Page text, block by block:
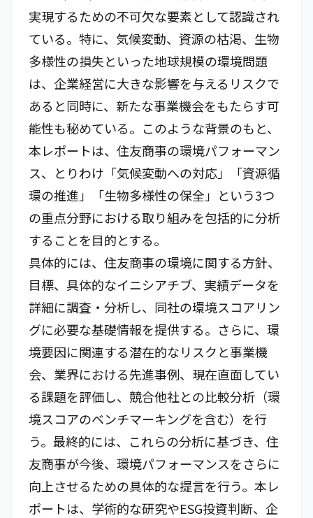
実現するための不可欠な要素として認識され
ている。特に、気候変動、資源の枯渇、生物
多様性の損失といった地球規模の環境問題
は、企業経営に大きな影響を与えるリスクで
あると同時に、新たな事業機会をもたらす可
能性も秘めている。このような背景のもと、
本レポートは、住友商事の環境パフォーマン
ス、とりわけ「気候変動への対応」「資源循
環の推進」「生物多様性の保全」という3つ
の重点分野における取り組みを包括的に分析
することを目的とする。
具体的には、住友商事の環境に関する方針、
目標、具体的なイニシアチブ、実績データを
詳細に調査・分析し、同社の環境スコアリン
グに必要な基礎情報を提供する。さらに、環
境要因に関連する潜在的なリスクと事業機
会、業界における先進事例、現在直面してい
る課題を評価し、競合他社との比較分析（環
境スコアのベンチマーキングを含む）を行
う。最終的には、これらの分析に基づき、住
友商事が今後、環境パフォーマンスをさらに
向上させるための具体的な提言を行う。本レ
ポートは、学術的な研究やESG投資判断、企